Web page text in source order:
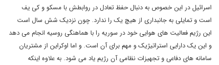
اسرائیل در این خصوص به دنبال حفظ تعادل در روابطش با مسکو و کی یف
است و تمایلی به جانبداری از هیچ یک را ندارد. چون نزدیک شش سال است
این رژیم فعالیت های هوایی خود در سوریه را با هماهنگی روسیه انجام می دهد
و این یک دارایی استراتیژیک و مهم برای آن است. و اما اوکراین از مشتریان
سامانه های دفاعی و تجهیزات نظامی آن رژیم یاد می شود. به علاوه اینکه